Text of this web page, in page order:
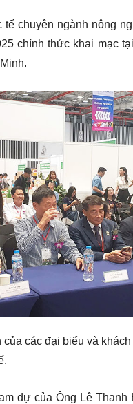
tế chuyên ngành nông
chính thức khai mạc
các đại biểu và
dự của Ông Lê